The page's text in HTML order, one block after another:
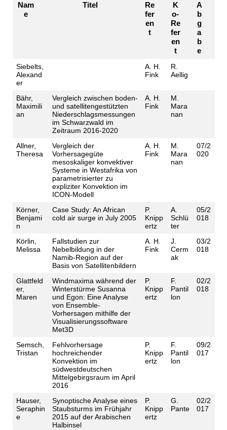
Nam
e
Titel
Re
fer
en
t
K
o-
Re
fer
en
t
A
b
g
a
b
e
Siebelts,
Alexand
er
A. H.
Fink
R.
Aellig
Bähr,
Maximili
an
Vergleich zwischen boden-
und satellitengestützten
Niederschlagsmessungen
im Schwarzwald im
Zeitraum 2016-2020
A. H.
Fink
M.
Mara
nan
Allner,
Theresa
Vergleich der
Vorhersagegüte
mesoskaliger konvektiver
Systeme in Westafrika von
parametrisierter zu
expliziter Konvektion im
ICON-Modell
A. H.
Fink
M.
Mara
nan
07/2
020
Körner,
Benjami
n
Case Study: An African
cold air surge in July 2005
P.
Knipp
ertz
A.
Schlü
ter
05/2
018
Körlin,
Melissa
Fallstudien zur
Nebelbildung in der
Namib-Region auf der
Basis von Satellitenbildern
A. H.
Fink
J.
Cerm
ak
03/2
018
Glattfeld
er,
Maren
Windmaxima während der
Winterstürme Susanna
und Egon: Eine Analyse
von Ensemble-
Vorhersagen mithilfe der
Visualisierungssoftware
Met3D
P.
Knipp
ertz
F.
Pantil
lon
02/2
018
Semsch,
Tristan
Fehlvorhersage
hochreichender
Konvektion im
südwestdeutschen
Mittelgebirgsraum im April
2016
P.
Knipp
ertz
F.
Pantil
lon
09/2
017
Hauser,
Seraphin
e
Synoptische Analyse eines
Staubsturms im Frühjahr
2015 auf der Arabischen
Halbinsel
P.
Knipp
ertz
G.
Pante
02/2
017